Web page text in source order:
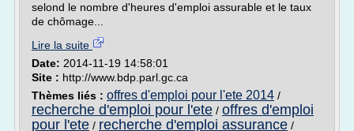
selond le nombre d'heures d'emploi assurable et le taux
de chômage...
Lire la suite
Date: 2014-11-19 14:58:01
Site : http://www.bdp.parl.gc.ca
Thèmes liés : offres d'emploi pour l'ete 2014 /
recherche d'emploi pour l'ete / offres d'emploi
pour l'ete / recherche d'emploi assurance /